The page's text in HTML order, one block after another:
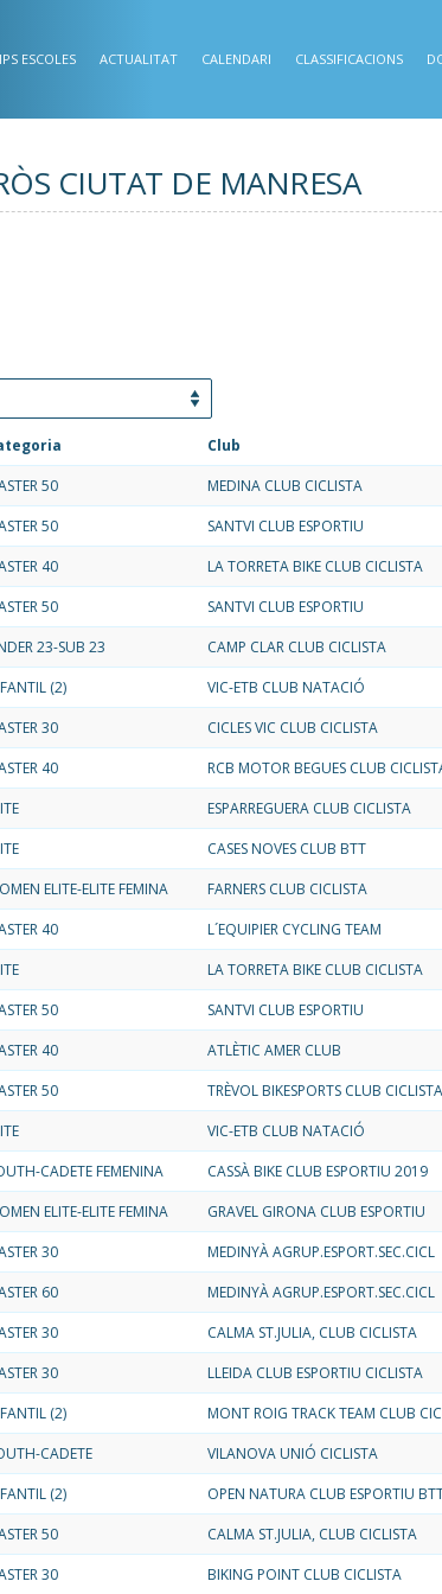
ESCOLES ACTUALITAT CALENDARI CLASSIFICACIONS
CIUTAT DE MANRESA
Club
50 MEDINA CLUB CICLISTA
50
SANTVI CLUB ESPORTIU
40
LA TORRETA BIKE CLUB CICLISTA
50
SANTVI CLUB ESPORTIU
23-SUB 23
CAMP CLAR CLUB CICLISTA
(2) VIC-ETB CLUB NATACIÓ
30
CICLES VIC CLUB CICLISTA
40
RCB MOTOR BEGUES CLUB
ESPARREGUERA CLUB CICLISTA
CASES NOVES CLUB BTT
ELITE-ELITE FEMINA
FARNERS CLUB CICLISTA
40
L´EQUIPIER CYCLING TEAM
LA TORRETA BIKE CLUB CICLISTA
50
SANTVI CLUB ESPORTIU
40
ATLÈTIC AMER CLUB
50
TRÈVOL BIKESPORTS CLUB CICLISTA
VIC-ETB CLUB NATACIÓ
CADETE FEMENINA
CASSÀ BIKE CLUB ESPORTIU 2019
ELITE-ELITE FEMINA
GRAVEL GIRONA CLUB ESPORTIU
30
MEDINYÀ AGRUP.ESPORT.SEC.CICL
60
MEDINYÀ AGRUP.ESPORT.SEC.CICL
30
CALMA ST.JULIA, CLUB CICLISTA
30
LLEIDA CLUB ESPORTIU CICLISTA
(2)
MONT ROIG TRACK TEAM CLUB
CADETE
VILANOVA UNIÓ CICLISTA
(2) OPEN NATURA CLUB ESPORTIU
50
CALMA ST.JULIA, CLUB CICLISTA
30 BIKING POINT CLUB CICLISTA